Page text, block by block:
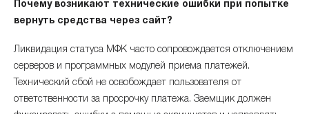
Почему возникают технические ошибки при попытке
вернуть средства через сайт?
Ликвидация статуса МФК часто сопровождается отключением
серверов и программных модулей приема платежей.
Технический сбой не освобождает пользователя от
ответственности за просрочку платежа. Заемщик должен